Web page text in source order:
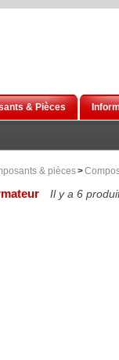
& Pièces
& pièces>
Il y a 6